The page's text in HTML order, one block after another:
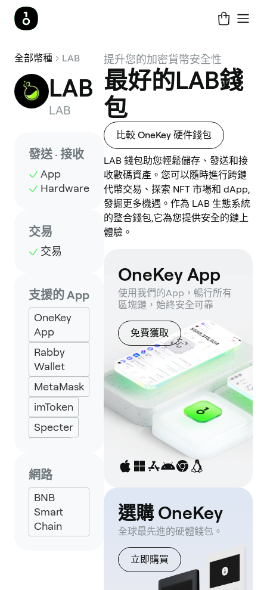
全部幣種 LAB
LAB
LAB
發送 · 接收
App
Hardware
交易
交易
支援的 App
OneKey
App
Rabby
Wallet
MetaMask
imToken
Specter
網路
BNB
Smart
Chain
提升您的加密貨幣安全性
最好的LAB錢
包
比較 OneKey 硬件錢包
LAB 錢包助您輕鬆儲存、發送和接
收數碼資產。您可以隨時進行跨鏈
代幣交易、探索 NFT 市場和 dApp,
發掘更多機遇。作為 LAB 生態系統
的整合錢包,它為您提供安全的鏈上
體驗。
OneKey App
使用我們的App，暢行所有
區塊鏈，始終安全可靠
免費獲取
選購 OneKey
全球最先進的硬體錢包。
立即購買